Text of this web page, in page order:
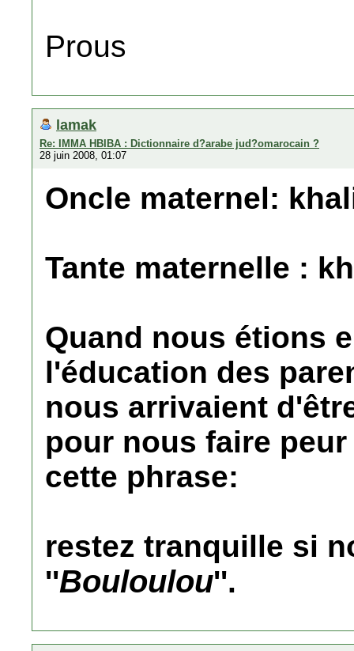
Prous
lamak
Re: IMMA HBIBA : Dictionnaire d?arabe jud?omarocain ?
28 juin 2008, 01:07
Oncle maternel:
Tante maternelle :
Quand nous étions
l'éducation des
nous arrivaient
pour nous faire
cette phrase:
restez tranquille si
''Bouloulou''.